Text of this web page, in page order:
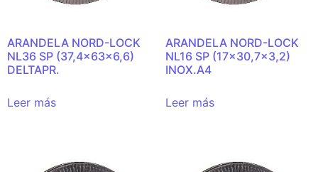
ARANDELA NORD-LOCK
NL36 SP (37,4x63x6,6)
DELTAPR.
Leer más
ARANDELA NORD-LOCK
NL16 SP (17×30,7×3,2)
INOX.A4
Leer más